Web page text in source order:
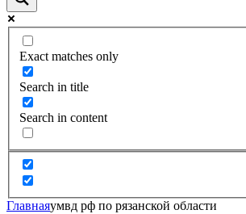
Exact matches only
Search in title
Search in content
Главнаяумвд рф по рязанской области